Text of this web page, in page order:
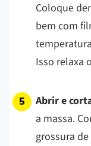
Coloque
bem com
Isso relaxa
Abrir e
a massa.
grossura